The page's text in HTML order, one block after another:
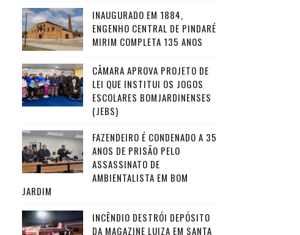
INAUGURADO EM 1884,
ENGENHO CENTRAL DE PINDARÉ
MIRIM COMPLETA 135 ANOS
CÂMARA APROVA PROJETO DE
LEI QUE INSTITUI OS JOGOS
ESCOLARES BOMJARDINENSES
(JEBS)
FAZENDEIRO É CONDENADO A 35
ANOS DE PRISÃO PELO
ASSASSINATO DE
AMBIENTALISTA EM BOM
JARDIM
INCÊNDIO DESTRÓI DEPÓSITO
DA MAGAZINE LUIZA EM SANTA